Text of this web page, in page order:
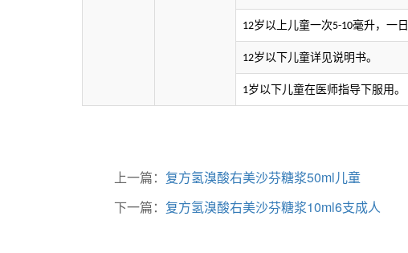
12岁以上儿童一次5-10毫升，一日
12岁以下儿童详见说明书。
1岁以下儿童在医师指导下服用。
上一篇： 复方氢溴酸右美沙芬糖浆50ml儿童
下一篇： 复方氢溴酸右美沙芬糖浆10ml6支成人